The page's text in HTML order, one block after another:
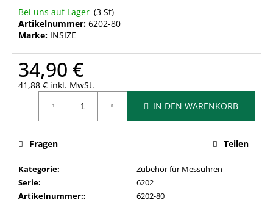
Bei uns auf Lager (3 St)
Artikelnummer: 6202-80
Marke: INSIZE
34,90 €
41,88 € inkl. MwSt.
IN DEN WARENKORB
Kategorie:
Zubehör für Messuhren
Serie:
6202
Artikelnummer:: 6202-80
Fragen Teilen
e